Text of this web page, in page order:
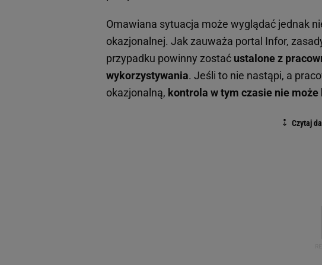
Omawiana sytuacja może wyglądać jednak
okazjonalnej. Jak zauważa portal Infor,
przypadku powinny zostać ustalone z
wykorzystywania. Jeśli to nie nastąpi, a
okazjonalną, kontrola w tym czasie nie